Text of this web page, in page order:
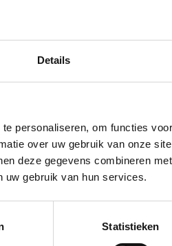
Details
personaliseren, om functies
over uw gebruik van onze
deze gegevens combineren
uw gebruik van hun services.
Statistieken
Zomer recepten
Salade
van
appel
en
gedroogde
abrikozen